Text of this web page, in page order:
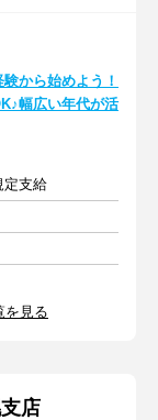
から始めよう！
幅広い年代が活
定支給
を見る
店